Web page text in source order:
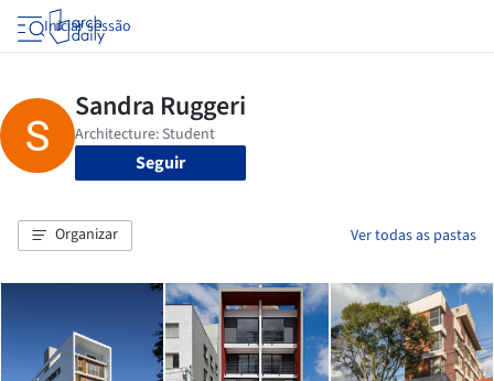
Iniciar sessão
Seguir
Organizar Ver todas as pastas